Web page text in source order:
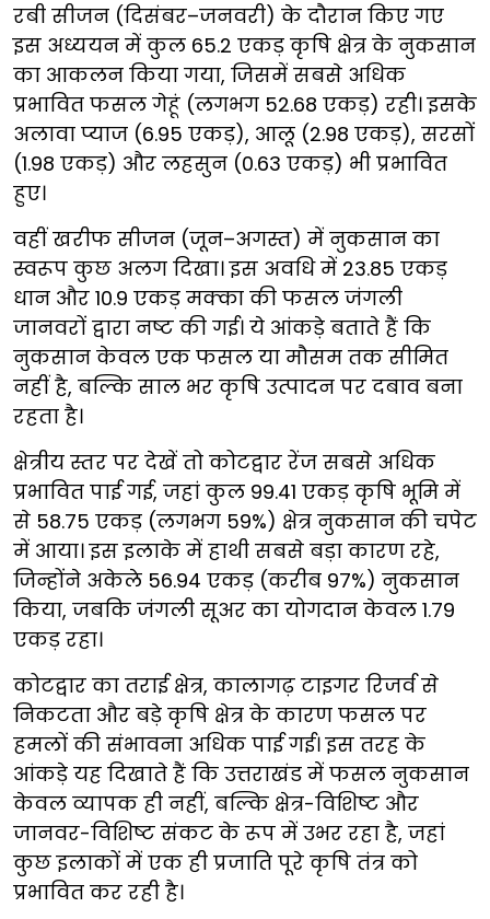
रबी सीजन (दिसंबर–जनवरी) के दौरान किए गए
इस अध्ययन में कुल 65.2 एकड़ कृषि क्षेत्र के नुकसान
का आकलन किया गया, जिसमें सबसे अधिक
प्रभावित फसल गेहूं (लगभग 52.68 एकड़) रही। इसके
अलावा प्याज (6.95 एकड़), आलू (2.98 एकड़), सरसों
(1.98 एकड़) और लहसुन (0.63 एकड़) भी प्रभावित
हुए।
वहीं खरीफ सीजन (जून–अगस्त) में नुकसान का
स्वरूप कुछ अलग दिखा। इस अवधि में 23.85 एकड़
धान और 10.9 एकड़ मक्का की फसल जंगली
जानवरों द्वारा नष्ट की गई। ये आंकड़े बताते हैं कि
नुकसान केवल एक फसल या मौसम तक सीमित
नहीं है, बल्कि साल भर कृषि उत्पादन पर दबाव बना
रहता है।
क्षेत्रीय स्तर पर देखें तो कोटद्वार रेंज सबसे अधिक
प्रभावित पाई गई, जहां कुल 99.41 एकड़ कृषि भूमि में
से 58.75 एकड़ (लगभग 59%) क्षेत्र नुकसान की चपेट
में आया। इस इलाके में हाथी सबसे बड़ा कारण रहे,
जिन्होंने अकेले 56.94 एकड़ (करीब 97%) नुकसान
किया, जबकि जंगली सूअर का योगदान केवल 1.79
एकड़ रहा।
कोटद्वार का तराई क्षेत्र, कालागढ़ टाइगर रिजर्व से
निकटता और बड़े कृषि क्षेत्र के कारण फसल पर
हमलों की संभावना अधिक पाई गई। इस तरह के
आंकड़े यह दिखाते हैं कि उत्तराखंड में फसल नुकसान
केवल व्यापक ही नहीं, बल्कि क्षेत्र-विशिष्ट और
जानवर-विशिष्ट संकट के रूप में उभर रहा है, जहां
कुछ इलाकों में एक ही प्रजाति पूरे कृषि तंत्र को
प्रभावित कर रही है।